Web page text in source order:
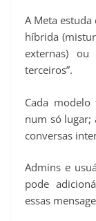
A Meta
híbrida
externas)
terceiros”.
Cada
num só lugar;
conversas
Admins e
pode
essas